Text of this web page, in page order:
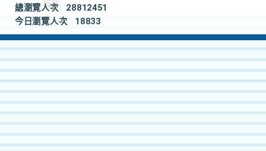
總瀏覽人次
28812451
今日瀏覽人次
18833